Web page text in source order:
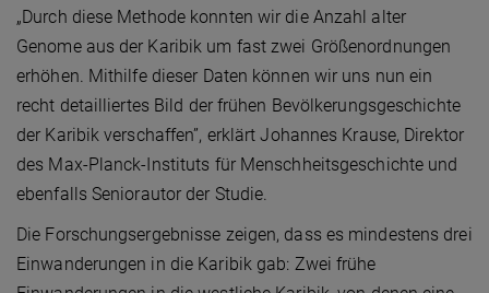
„Durch diese Methode konnten wir die Anzahl alter
Genome aus der Karibik um fast zwei Größenordnungen
erhöhen. Mithilfe dieser Daten können wir uns nun ein
recht detailliertes Bild der frühen Bevölkerungsgeschichte
der Karibik verschaffen”, erklärt Johannes Krause, Direktor
des Max-Planck-Instituts für Menschheitsgeschichte und
ebenfalls Seniorautor der Studie.
Die Forschungsergebnisse zeigen, dass es mindestens drei
Einwanderungen in die Karibik gab: Zwei frühe